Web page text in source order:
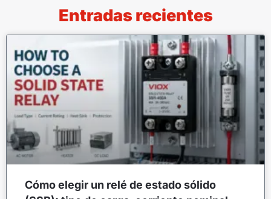
Entradas recientes
Cómo elegir un relé de estado sólido